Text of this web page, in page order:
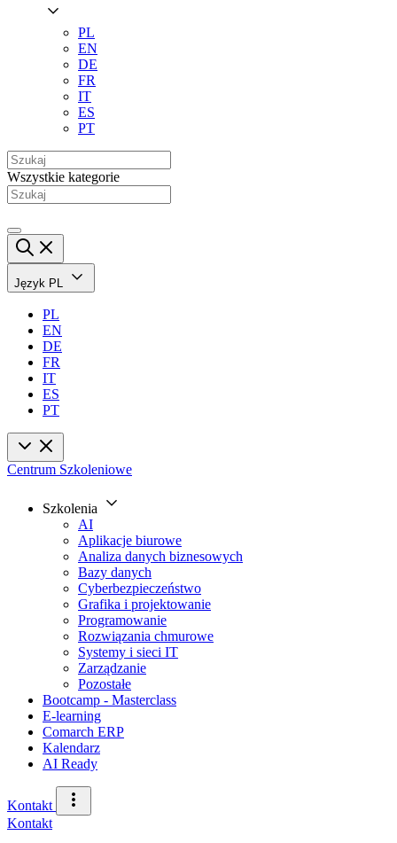
PL
EN
DE
FR
IT
ES
PT
Wszystkie kategorie
Język PL
PL
EN
DE
FR
IT
ES
PT
Centrum Szkoleniowe
Szkolenia
AI
Aplikacje biurowe
Analiza danych biznesowych
Bazy danych
Cyberbezpieczeństwo
Grafika i projektowanie
Programowanie
Rozwiązania chmurowe
Systemy i sieci IT
Zarządzanie
Pozostałe
Bootcamp - Masterclass
E-learning
Comarch ERP
Kalendarz
AI Ready
Kontakt
Kontakt